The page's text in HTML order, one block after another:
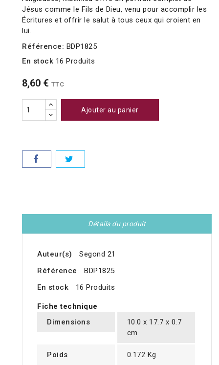
Jésus comme le Fils de Dieu, venu pour accomplir les
Écritures et offrir le salut à tous ceux qui croient en
lui.
Référence: BDP1825
En stock 16 Produits
8,60 € TTC
Ajouter au panier
Détails du produit
Auteur(s)
Segond 21
Référence
BDP1825
En stock
16 Produits
Fiche technique
Dimensions
10.0 x 17.7 x 0.7
cm
Poids 0.172 Kg